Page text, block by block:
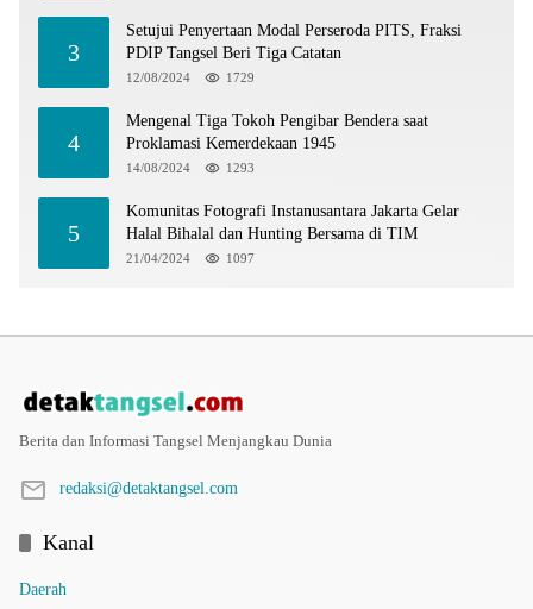
3
Setujui Penyertaan Modal Perseroda PITS, Fraksi
PDIP Tangsel Beri Tiga Catatan
12/08/2024 1729
4
Mengenal Tiga Tokoh Pengibar Bendera saat
Proklamasi Kemerdekaan 1945
14/08/2024 1293
5
Komunitas Fotografi Instanusantara Jakarta Gelar
Halal Bihalal dan Hunting Bersama di TIM
21/04/2024 1097
Berita dan Informasi Tangsel Menjangkau Dunia
redaksi@detaktangsel.com
Kanal
Daerah